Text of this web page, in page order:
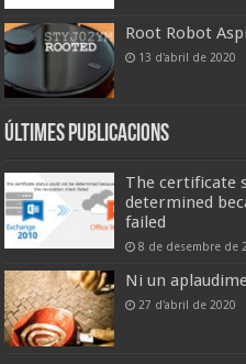
Root Robot
13 d'abril de 2020
Últimes publicacions
The certificate
determined
failed
8 de desembre de
Ni un
27 d'abril de 2020